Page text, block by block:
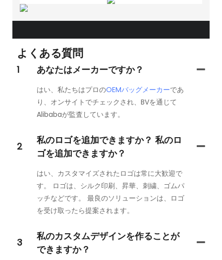
よくある質問
1 あなたはメーカーですか？
はい、私たちはプロのOEMバッグメーカーであ
り、オンサイトでチェックされ、BVを通じて
Alibabaが監査しています。
2
私のロゴを追加できますか？ 私のロ
ゴを追加できますか？
はい、カスタマイズされたロゴは常に大歓迎で
す。 ロゴは、シルク印刷、昇華、刺繍、ゴムパ
ッチなどです。 最良のソリューションは、ロゴ
を受け取ったら提案されます。
3
私のカスタムデザインを作ることが
できますか？